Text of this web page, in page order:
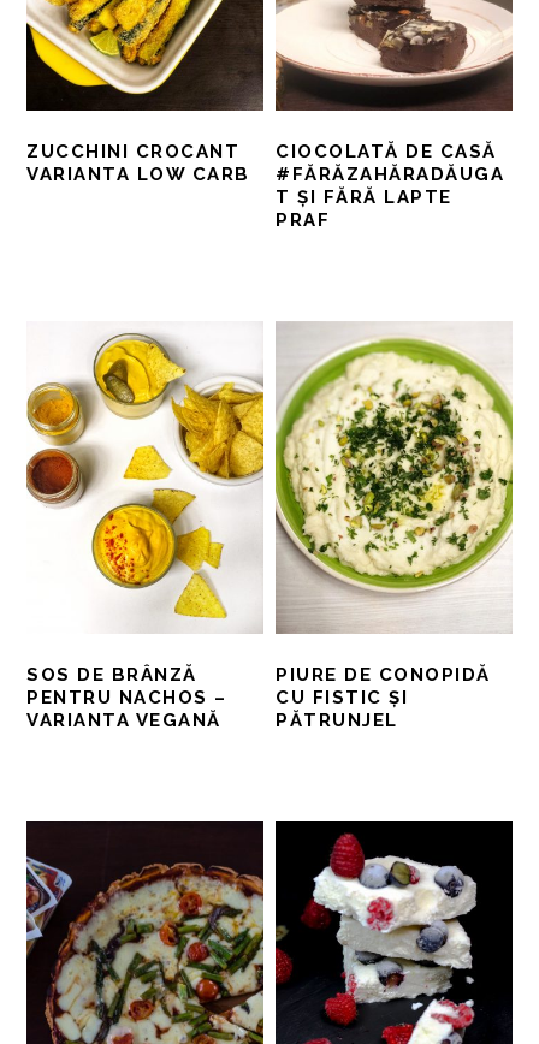
ZUCCHINI CROCANT
VARIANTA LOW CARB
CIOCOLATĂ DE CASĂ
#FĂRĂZAHĂRADĂUGA
T ȘI FĂRĂ LAPTE
PRAF
SOS DE BRÂNZĂ
PENTRU NACHOS –
VARIANTA VEGANĂ
PIURE DE CONOPIDĂ
CU FISTIC ȘI
PĂTRUNJEL